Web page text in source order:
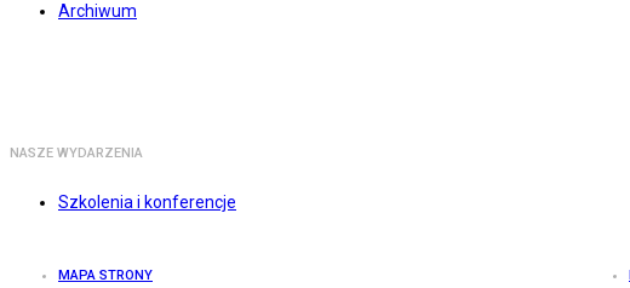
Archiwum
NASZE WYDARZENIA
Szkolenia i konferencje
MAPA STRONY